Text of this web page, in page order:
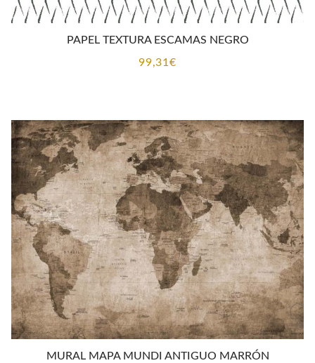
PAPEL TEXTURA ESCAMAS NEGRO
99,31€
MURAL MAPA MUNDI ANTIGUO MARRÓN